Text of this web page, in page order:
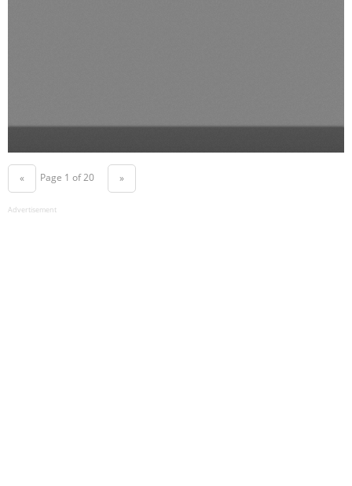
« Page 1 of 20 »
Advertisement